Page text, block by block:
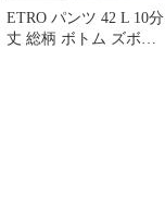
ETRO パンツ 42 L 10分
丈 総柄 ボトム ズボン